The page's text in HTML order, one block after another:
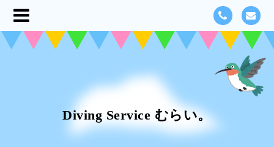
Diving Service むらい。